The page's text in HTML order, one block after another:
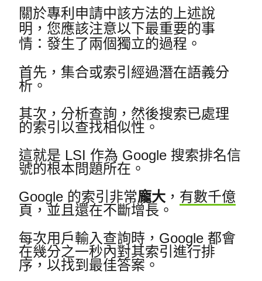
關於專利申請中該方法的上述說
明，您應該注意以下最重要的事
情：發生了兩個獨立的過程。
首先，集合或索引經過潛在語義分
析。
其次，分析查詢，然後搜索已處理
的索引以查找相似性。
這就是 LSI 作為 Google 搜索排名信
號的根本問題所在。
Google 的索引非常龐大 ， 有數千億
頁，並且還在不斷增長。
每次用戶輸入查詢時，Google 都會
在幾分之一秒內對其索引進行排
序，以找到最佳答案。